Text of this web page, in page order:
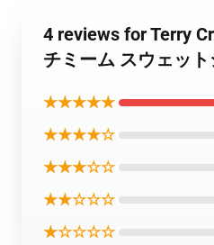
4 reviews for Terry
チミーム スウェット
★★★★★
★★★★☆
★★★☆☆
★★☆☆☆
★☆☆☆☆